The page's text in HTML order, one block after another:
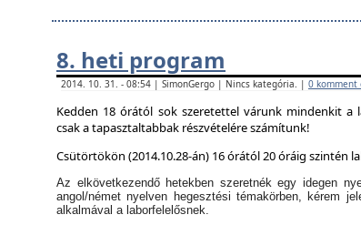
8. heti program
2014. 10. 31. - 08:54 | SimonGergo | Nincs kategória. | 0 komment
Kedden 18 órától sok szeretettel várunk mindenkit
csak a tapasztaltabbak részvételére számítunk!
Csütörtökön (2014.10.28-án) 16 órától 20 óráig szintén
Az elkövetkezendő hetekben szeretnék egy idegen
angol/német nyelven hegesztési témakörben, kérem
alkalmával a laborfelelősnek.